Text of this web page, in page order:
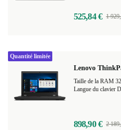
525,84 € 1
Lenovo
Taille de la RAM
Langue du clavier
898,90 € 2
Quantité limitée